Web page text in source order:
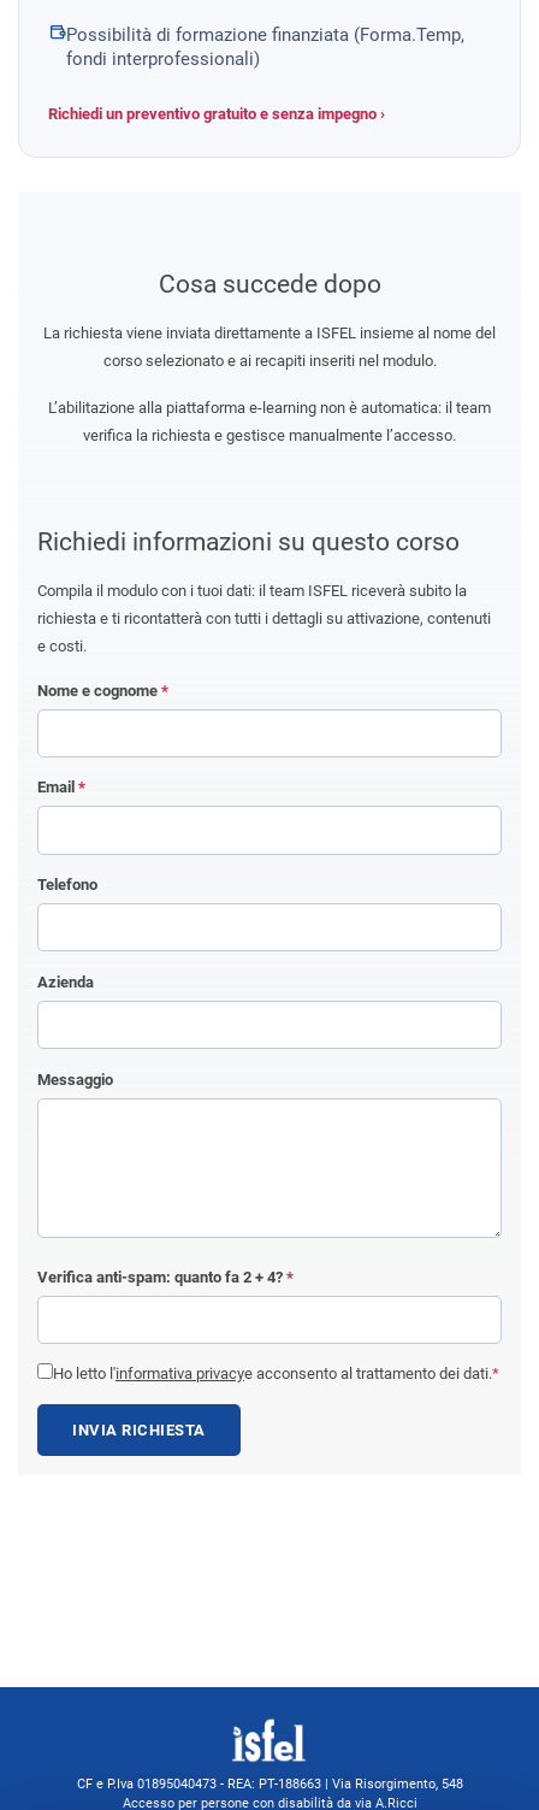
Possibilità di formazione finanziata (Forma.Temp,
fondi interprofessionali)
Richiedi un preventivo gratuito e senza impegno ›
Richiedi informazioni su questo corso
Compila il modulo con i tuoi dati: il team ISFEL riceverà subito la
richiesta e ti ricontatterà con tutti i dettagli su attivazione, contenuti
e costi.
Nome e cognome *
Email *
Telefono
Azienda
Messaggio
Verifica anti-spam: quanto fa 2 + 4? *
Ho letto l'informativa privacye acconsento al trattamento dei dati.*
INVIA RICHIESTA
Cosa succede dopo
La richiesta viene inviata direttamente a ISFEL insieme al nome del
corso selezionato e ai recapiti inseriti nel modulo.
L’abilitazione alla piattaforma e-learning non è automatica: il team
verifica la richiesta e gestisce manualmente l’accesso.
CF e P.Iva 01895040473 - REA: PT-188663 | Via Risorgimento, 548
Accesso per persone con disabilità da via A.Ricci